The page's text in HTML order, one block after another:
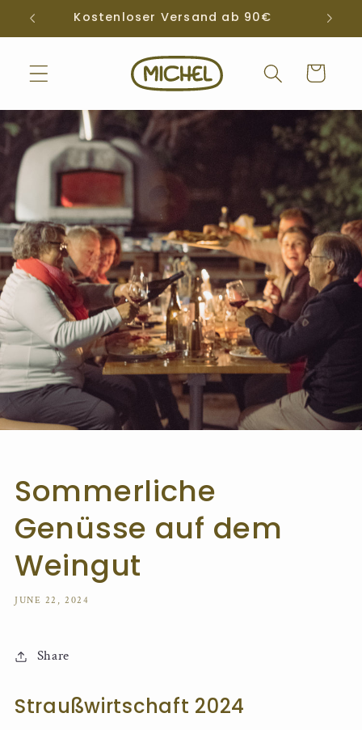
Skip toKostenloser Versand ab 90€
Cart
Sommerliche
Genüsse auf dem
Weingut
JUNE 22, 2024
Share
Straußwirtschaft 2024